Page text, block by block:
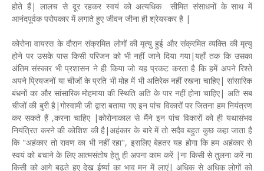
होते हैं| लालच से दूर रहकर स्वयं को अत्यधिक सीमित संसाधनों के साथ में
आनंदपूर्वक परोपकार में लगाते हुए जीवन जीना ही श्रेयस्कर है |
कोरोना वायरस के दौरान संक्रमित लोगों की मृत्यु हुई और संक्रमित व्यक्ति की मृत्यु
होने पर उसके पास किसी परिजन को भी नहीं जाने दिया गया|यहाँ तक कि उसका
अंतिम संस्कार भी प्रशासन ने ही किया जो यह प्रकट करता है कि हमें अपने रिश्ते
अपने प्रियजनों या चीजों के प्रति भी मोह में भी अतिरेक नहीं रखना चाहिए| सांसारिक
बंधनों का और सांसारिक मोहमाया की स्थिति अति के पार नहीं होना चाहिए| अति सब
चीजों की बुरी है|गोस्वामी जी द्वारा बताया गए इन पांच विकारों पर जितना हम नियंत्रण
कर सकते हैं ,करना चाहिए |कोरोनाकाल से मैंने इन पांच विकारों को ही यथासंभव
नियंत्रित करने की कोशिश की है|अहंकार के बारे में तो सदैव बहुत कुछ कहा जाता है
कि "अहंकार तो रावण का भी नहीं रहा", इसलिए बेहतर यह होगा कि हम अहंकार से
स्वयं को बचाने के लिए आत्मसंतोष हेतु ही अपना काम करें |ना किसी से तुलना करें ना
किसी को आगे बढ़ते हुए देख ईर्ष्या का भाव मन में लाएं| अधिक से अधिक लोगों को